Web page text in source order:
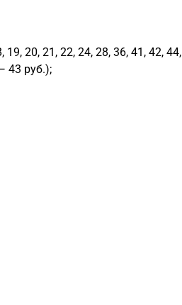
20, 21, 22, 24, 28, 36, 41, 42, 44,
43 руб.);